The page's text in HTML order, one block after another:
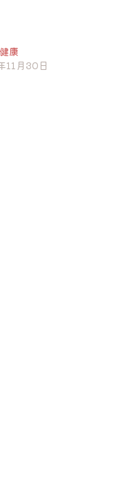
康
11月30日